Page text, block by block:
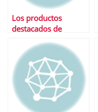
Los productos
destacados de